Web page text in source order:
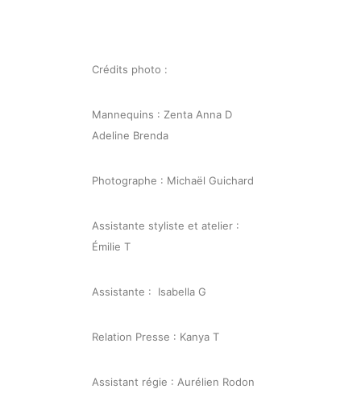
Crédits photo :
Mannequins : Zenta Anna D
Adeline Brenda
Photographe : Michaël Guichard
Assistante styliste et atelier :
Émilie T
Assistante : Isabella G
Relation Presse : Kanya T
Assistant régie : Aurélien Rodon